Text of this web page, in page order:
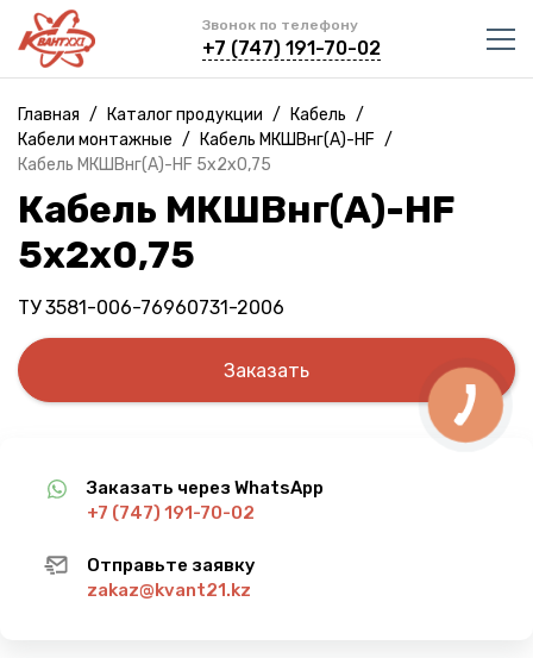
Звонок по телефону
+7 (747) 191-70-02
Главная / Каталог продукции / Кабель /
Кабели монтажные / Кабель МКШВнг(A)-HF /
Кабель МКШВнг(A)-HF 5х2х0,75
Кабель МКШВнг(A)-HF
5х2х0,75
ТУ 3581-006-76960731-2006
Заказать
Заказать через WhatsApp
+7 (747) 191-70-02
Отправьте заявку
zakaz@kvant21.kz